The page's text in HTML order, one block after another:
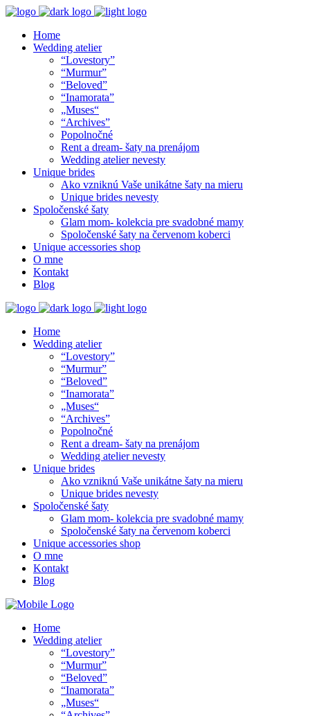
Home
Wedding atelier
“Lovestory”
“Murmur”
“Beloved”
“Inamorata”
„Muses“
“Archives”
Popolnočné
Rent a dream- šaty na prenájom
Wedding atelier nevesty
Unique brides
Ako vzniknú Vaše unikátne šaty na mieru
Unique brides nevesty
Spoločenské šaty
Glam mom- kolekcia pre svadobné mamy
Spoločenské šaty na červenom koberci
Unique accessories shop
O mne
Kontakt
Blog
Home
Wedding atelier
“Lovestory”
“Murmur”
“Beloved”
“Inamorata”
„Muses“
“Archives”
Popolnočné
Rent a dream- šaty na prenájom
Wedding atelier nevesty
Unique brides
Ako vzniknú Vaše unikátne šaty na mieru
Unique brides nevesty
Spoločenské šaty
Glam mom- kolekcia pre svadobné mamy
Spoločenské šaty na červenom koberci
Unique accessories shop
O mne
Kontakt
Blog
Home
Wedding atelier
“Lovestory”
“Murmur”
“Beloved”
“Inamorata”
„Muses“